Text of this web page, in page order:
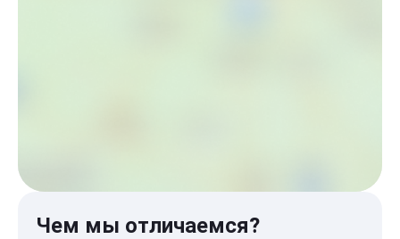
Чем мы отличаемся?